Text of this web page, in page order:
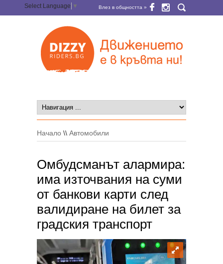
Select Language ▼ Влез в общността »
Начало \\ Автомобили
Омбудсманът алармира:
има източвания на суми
от банкови карти след
валидиране на билет за
градския транспорт